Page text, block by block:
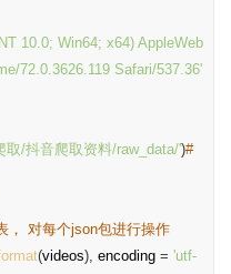
10.0; Win64; x64) AppleWeb
72.0.3626.119 Safari/537.36'
/抖音爬取资料/raw_data/')#
， 对每个json包进行操作
(videos), encoding = 'utf-